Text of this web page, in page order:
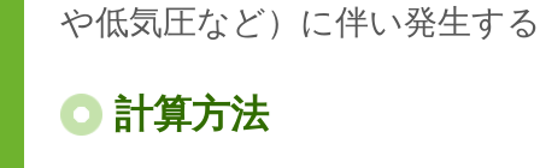
や低気圧など）に伴い発生す
計算方法